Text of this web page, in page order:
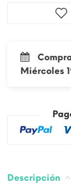
Miércoles
Descripción